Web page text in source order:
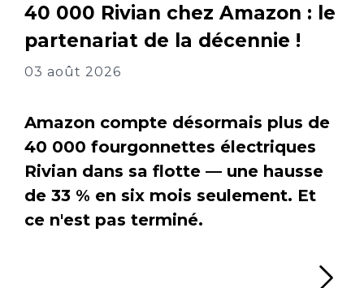
40 000 Rivian chez Amazon : le
partenariat de la décennie !
03 août 2026
Amazon compte désormais plus de
40 000 fourgonnettes électriques
Rivian dans sa flotte — une hausse
de 33 % en six mois seulement. Et
ce n'est pas terminé.